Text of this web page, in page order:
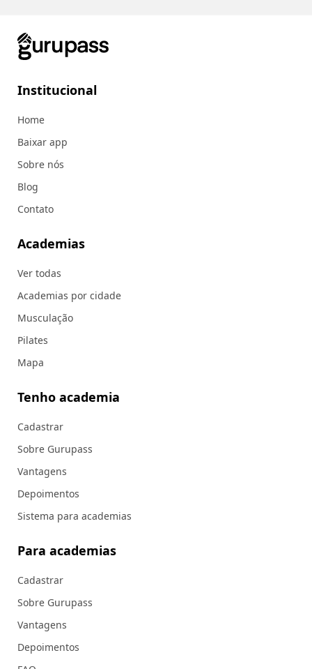
Institucional
Home
Baixar app
Sobre nós
Blog
Contato
Academias
Ver todas
Academias por cidade
Musculação
Pilates
Mapa
Tenho academia
Cadastrar
Sobre Gurupass
Vantagens
Depoimentos
Sistema para academias
Para academias
Cadastrar
Sobre Gurupass
Vantagens
Depoimentos